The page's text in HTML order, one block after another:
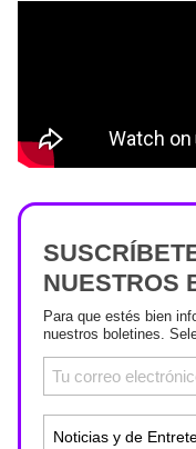
NUESTROS
Para que estés bien
nuestros boletines.